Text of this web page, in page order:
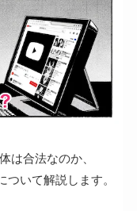
は合法なのか、
いて解説します。